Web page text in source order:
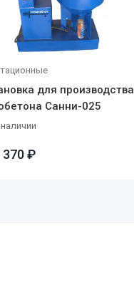
для производства
Санни-025
370 ₽